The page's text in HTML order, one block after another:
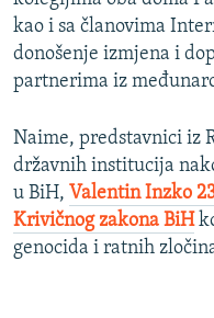
kao i sa članovima
donošenje izmjena i
partnerima iz
Naime, predstavnici iz
državnih institucija
u BiH, Valentin Inzko
Krivičnog zakona BiH
genocida i ratnih